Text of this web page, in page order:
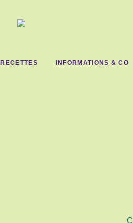
RECETTES INFORMATIONS & CO